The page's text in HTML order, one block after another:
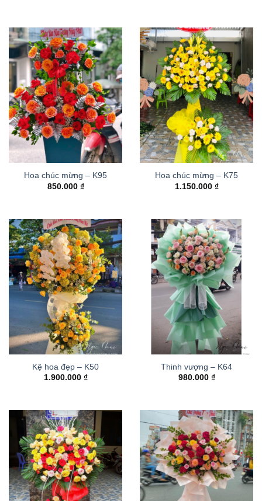
Hoa chúc mừng – K95
850.000 ₫
Hoa chúc mừng – K75
1.150.000 ₫
Kệ hoa đẹp – K50
1.900.000 ₫
Thinh vượng – K64
980.000 ₫